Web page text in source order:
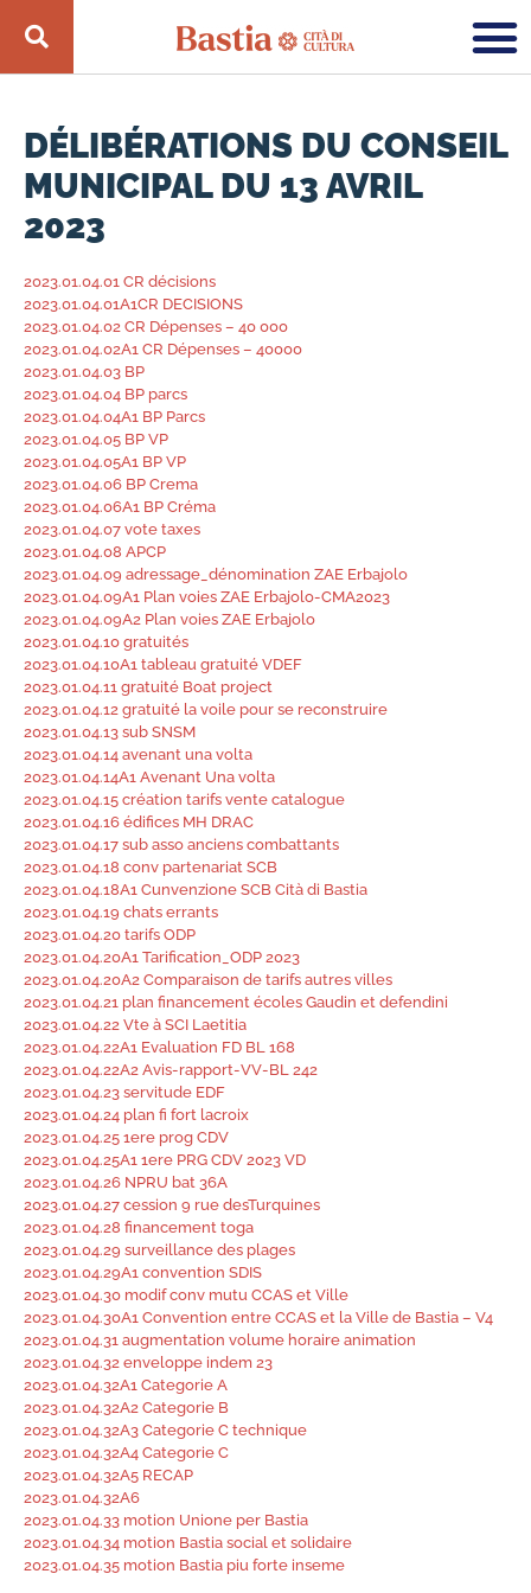
DÉLIBÉRATIONS DU CONSEIL
MUNICIPAL DU 13 AVRIL
2023
2023.01.04.01 CR décisions
2023.01.04.01A1CR DECISIONS
2023.01.04.02 CR Dépenses – 40 000
2023.01.04.02A1 CR Dépenses – 40000
2023.01.04.03 BP
2023.01.04.04 BP parcs
2023.01.04.04A1 BP Parcs
2023.01.04.05 BP VP
2023.01.04.05A1 BP VP
2023.01.04.06 BP Crema
2023.01.04.06A1 BP Créma
2023.01.04.07 vote taxes
2023.01.04.08 APCP
2023.01.04.09 adressage_dénomination ZAE Erbajolo
2023.01.04.09A1 Plan voies ZAE Erbajolo-CMA2023
2023.01.04.09A2 Plan voies ZAE Erbajolo
2023.01.04.10 gratuités
2023.01.04.10A1 tableau gratuité VDEF
2023.01.04.11 gratuité Boat project
2023.01.04.12 gratuité la voile pour se reconstruire
2023.01.04.13 sub SNSM
2023.01.04.14 avenant una volta
2023.01.04.14A1 Avenant Una volta
2023.01.04.15 création tarifs vente catalogue
2023.01.04.16 édifices MH DRAC
2023.01.04.17 sub asso anciens combattants
2023.01.04.18 conv partenariat SCB
2023.01.04.18A1 Cunvenzione SCB Cità di Bastia
2023.01.04.19 chats errants
2023.01.04.20 tarifs ODP
2023.01.04.20A1 Tarification_ODP 2023
2023.01.04.20A2 Comparaison de tarifs autres villes
2023.01.04.21 plan financement écoles Gaudin et defendini
2023.01.04.22 Vte à SCI Laetitia
2023.01.04.22A1 Evaluation FD BL 168
2023.01.04.22A2 Avis-rapport-VV-BL 242
2023.01.04.23 servitude EDF
2023.01.04.24 plan fi fort lacroix
2023.01.04.25 1ere prog CDV
2023.01.04.25A1 1ere PRG CDV 2023 VD
2023.01.04.26 NPRU bat 36A
2023.01.04.27 cession 9 rue desTurquines
2023.01.04.28 financement toga
2023.01.04.29 surveillance des plages
2023.01.04.29A1 convention SDIS
2023.01.04.30 modif conv mutu CCAS et Ville
2023.01.04.30A1 Convention entre CCAS et la Ville de Bastia – V4
2023.01.04.31 augmentation volume horaire animation
2023.01.04.32 enveloppe indem 23
2023.01.04.32A1 Categorie A
2023.01.04.32A2 Categorie B
2023.01.04.32A3 Categorie C technique
2023.01.04.32A4 Categorie C
2023.01.04.32A5 RECAP
2023.01.04.32A6
2023.01.04.33 motion Unione per Bastia
2023.01.04.34 motion Bastia social et solidaire
2023.01.04.35 motion Bastia piu forte inseme